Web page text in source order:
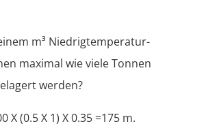
m³ Niedrigtemperatur-
maximal wie viele Tonnen
werden?
X (0.5 X 1) X 0.35 =175 m.